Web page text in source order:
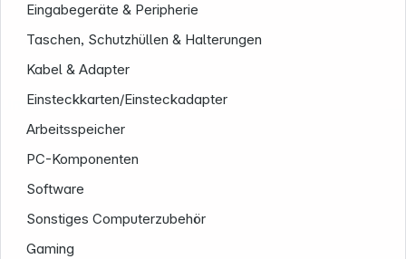
Eingabegeräte & Peripherie
Taschen, Schutzhüllen & Halterungen
Kabel & Adapter
Einsteckkarten/Einsteckadapter
Arbeitsspeicher
PC-Komponenten
Software
Sonstiges Computerzubehör
Gaming
Unternehmen